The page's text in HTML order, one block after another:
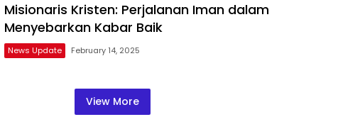
Misionaris Kristen: Perjalanan Iman dalam
Menyebarkan Kabar Baik
News Update February 14, 2025
View More